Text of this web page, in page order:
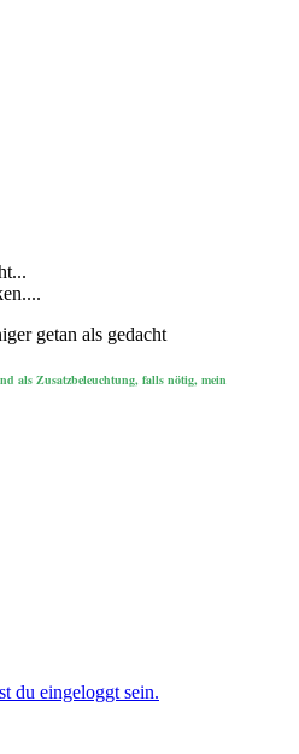
getan als gedacht
als Zusatzbeleuchtung, falls nötig, mein
du eingeloggt sein.